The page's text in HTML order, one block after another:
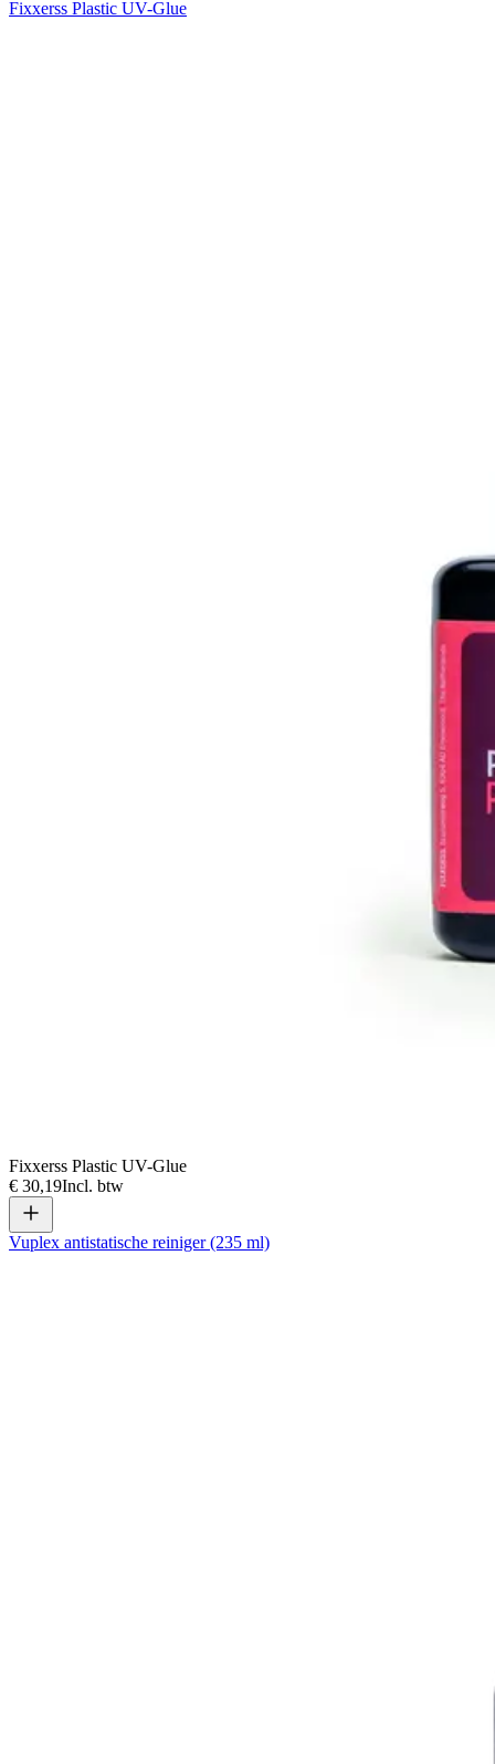
Fixxerss Plastic UV-Glue
Fixxerss Plastic UV-Glue
€ 30,19Incl. btw
Vuplex antistatische reiniger (235 ml)